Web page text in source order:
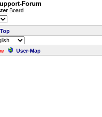
Forum
Board
Top
User-Map